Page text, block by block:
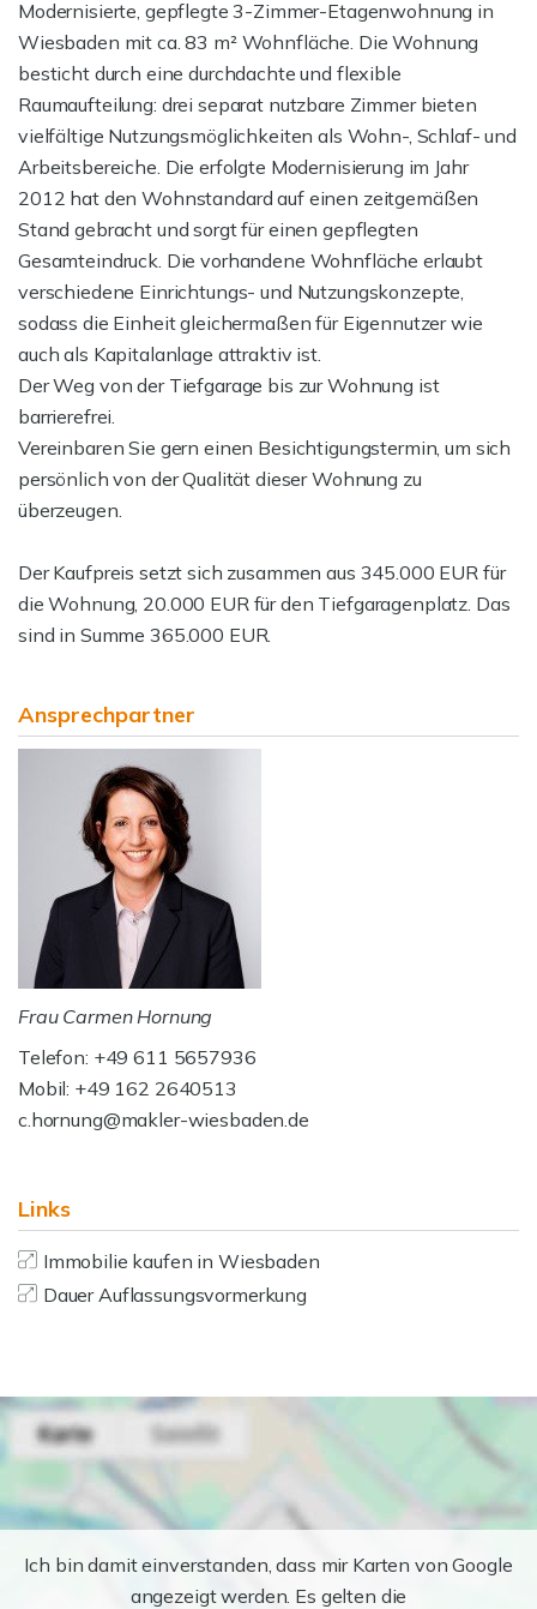
Modernisierte, gepflegte 3-Zimmer-Etagenwohnung in
Wiesbaden mit ca. 83 m² Wohnfläche. Die Wohnung
besticht durch eine durchdachte und flexible
Raumaufteilung: drei separat nutzbare Zimmer bieten
vielfältige Nutzungsmöglichkeiten als Wohn-, Schlaf- und
Arbeitsbereiche. Die erfolgte Modernisierung im Jahr
2012 hat den Wohnstandard auf einen zeitgemäßen
Stand gebracht und sorgt für einen gepflegten
Gesamteindruck. Die vorhandene Wohnfläche erlaubt
verschiedene Einrichtungs- und Nutzungskonzepte,
sodass die Einheit gleichermaßen für Eigennutzer wie
auch als Kapitalanlage attraktiv ist.
Der Weg von der Tiefgarage bis zur Wohnung ist
barrierefrei.
Vereinbaren Sie gern einen Besichtigungstermin, um sich
persönlich von der Qualität dieser Wohnung zu
überzeugen.
Der Kaufpreis setzt sich zusammen aus 345.000 EUR für
die Wohnung, 20.000 EUR für den Tiefgaragenplatz. Das
sind in Summe 365.000 EUR.
Ansprechpartner
Frau Carmen Hornung
Telefon: +49 611 5657936
Mobil: +49 162 2640513
c.hornung@makler-wiesbaden.de
Links
Immobilie kaufen in Wiesbaden
Dauer Auflassungsvormerkung
Ich bin damit einverstanden, dass mir Karten von Google
angezeigt werden. Es gelten die